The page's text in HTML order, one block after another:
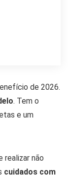
de 2026.
. Tem o
e um
realizar não
cuidados com